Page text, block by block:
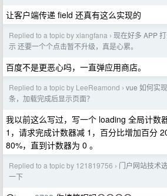
让客户端传递 field 还真有这么实现的
Replied to a topic by xiangfana › 现在好多 APP
示 还要一个个点击暂不升级，真是心累。
百度不是更恶心吗，一直弹应用商店。
Replied to a topic by LeeReamond › vue 如何实
条，加载完成后显示页面？
我以前这么写过，写一个 loading 全局计数
1，请求完成计数器减 1，百分比增加百分
80%，直到计数器为 0 。
Replied to a topic by 121819756 › 门户网站技术
一下